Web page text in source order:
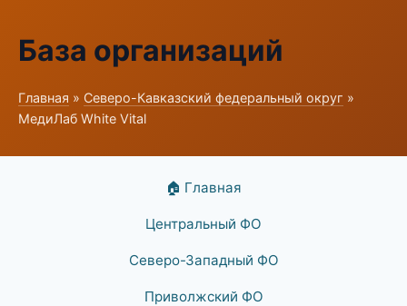
База организаций
Главная » Северо-Кавказский федеральный округ »
МедиЛаб White Vital
🏠 Главная
Центральный ФО
Северо-Западный ФО
Приволжский ФО